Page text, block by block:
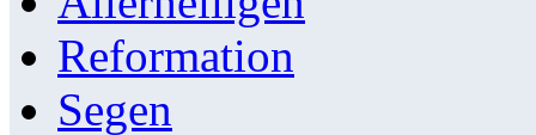
Reformation
Segen